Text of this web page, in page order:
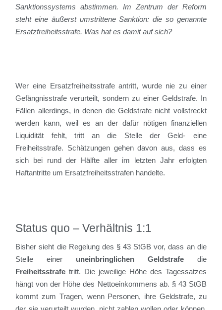
Sanktionssystems abstimmen. Im Zentrum der Reform
steht eine äußerst umstrittene Sanktion: die so genannte
Ersatzfreiheitsstrafe. Was hat es damit auf sich?
Wer eine Ersatzfreiheitsstrafe antritt, wurde nie zu einer
Gefängnisstrafe verurteilt, sondern zu einer Geldstrafe. In
Fällen allerdings, in denen die Geldstrafe nicht vollstreckt
werden kann, weil es an der dafür nötigen finanziellen
Liquidität fehlt, tritt an die Stelle der Geld- eine
Freiheitsstrafe. Schätzungen gehen davon aus, dass es
sich bei rund der Hälfte aller im letzten Jahr erfolgten
Haftantritte um Ersatzfreiheitsstrafen handelte.
Status quo – Verhältnis 1:1
Bisher sieht die Regelung des § 43 StGB vor, dass an die
Stelle einer uneinbringlichen Geldstrafedie
Freiheitsstrafe tritt. Die jeweilige Höhe des Tagessatzes
hängt von der Höhe des Nettoeinkommens ab. § 43 StGB
kommt zum Tragen, wenn Personen, ihre Geldstrafe, zu